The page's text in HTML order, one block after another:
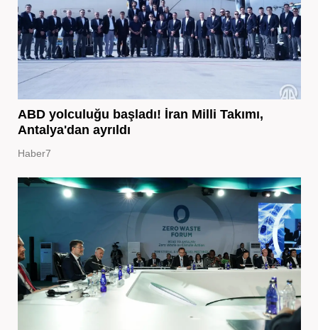
ABD yolculuğu başladı! İran Milli Takımı,
Antalya'dan ayrıldı
Haber7